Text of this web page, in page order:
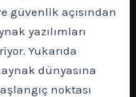
güvenlik açısından
yazılımları
Yukarıda
dünyasına
noktası